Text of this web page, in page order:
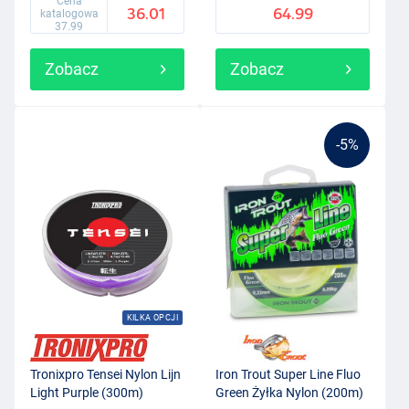
katalogowa
37.99
36.01
Zobacz
64.99
Zobacz
KILKA OPCJI
Tronixpro Tensei Nylon Lijn
Light Purple (300m)
-5%
Iron Trout Super Line Fluo
Green Żyłka Nylon (200m)